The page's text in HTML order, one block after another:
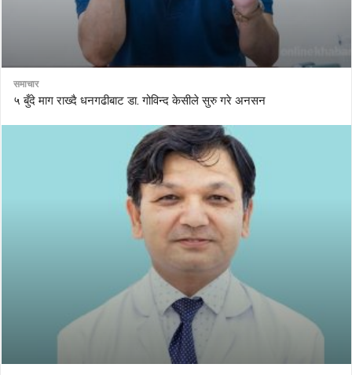
समाचार
५ बुँदे माग राख्दै धनगढीबाट डा. गोविन्द केसीले सुरु गरे अनसन